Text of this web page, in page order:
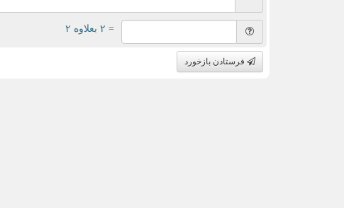
= ۲ بعلاوه ۲
فرستادن بازخورد